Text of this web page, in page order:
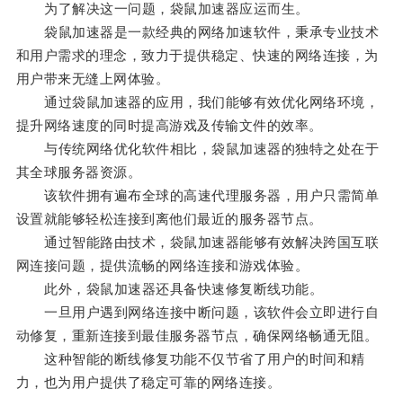
为了解决这一问题，袋鼠加速器应运而生。
袋鼠加速器是一款经典的网络加速软件，秉承专业技术
和用户需求的理念，致力于提供稳定、快速的网络连接，为
用户带来无缝上网体验。
通过袋鼠加速器的应用，我们能够有效优化网络环境，
提升网络速度的同时提高游戏及传输文件的效率。
与传统网络优化软件相比，袋鼠加速器的独特之处在于
其全球服务器资源。
该软件拥有遍布全球的高速代理服务器，用户只需简单
设置就能够轻松连接到离他们最近的服务器节点。
通过智能路由技术，袋鼠加速器能够有效解决跨国互联
网连接问题，提供流畅的网络连接和游戏体验。
此外，袋鼠加速器还具备快速修复断线功能。
一旦用户遇到网络连接中断问题，该软件会立即进行自
动修复，重新连接到最佳服务器节点，确保网络畅通无阻。
这种智能的断线修复功能不仅节省了用户的时间和精
力，也为用户提供了稳定可靠的网络连接。